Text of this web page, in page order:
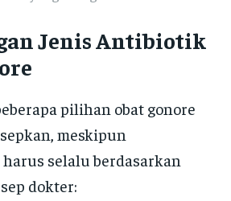
Jenis Antibiotik
pilihan obat gonore
meskipun
selalu berdasarkan
dokter: